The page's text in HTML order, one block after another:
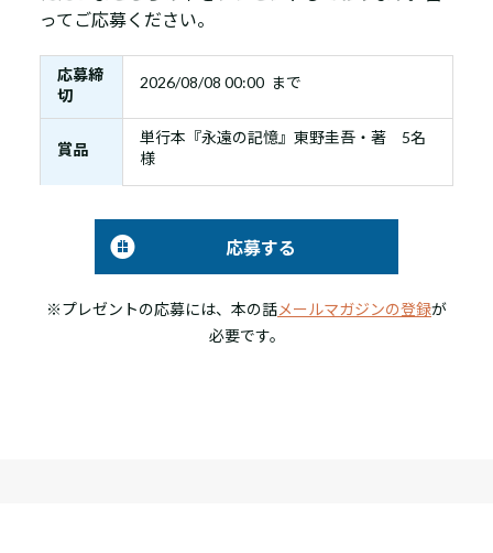
ってご応募ください。
応募締
切
2026/08/08 00:00 まで
賞品
単行本『永遠の記憶』東野圭吾・著 5名
様
応募する
※プレゼントの応募には、本の話メールマガジンの登録が
必要です。